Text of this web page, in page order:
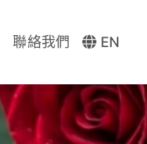
聯絡我們 EN